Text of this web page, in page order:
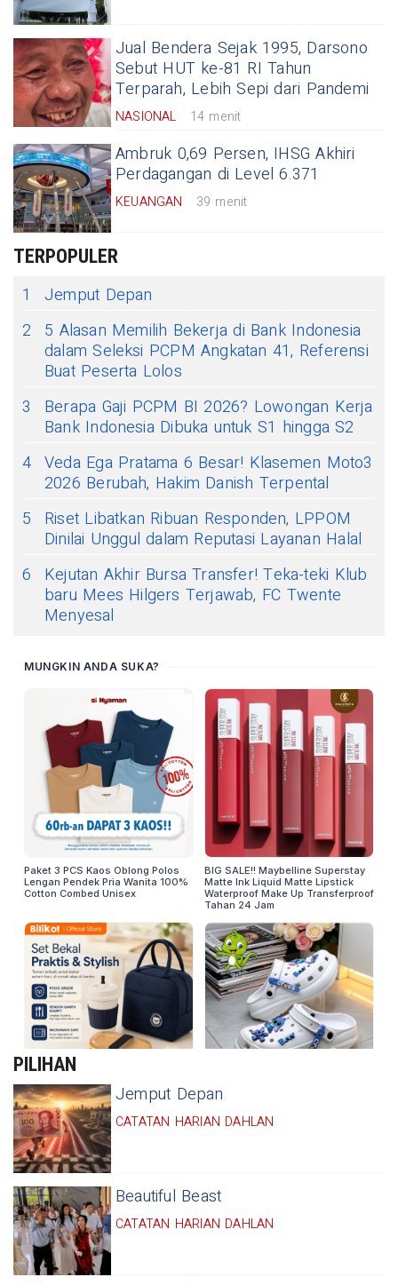
Jual Bendera Sejak 1995, Darsono
Sebut HUT ke-81 RI Tahun
Terparah, Lebih Sepi dari Pandemi
NASIONAL 14 menit
Ambruk 0,69 Persen, IHSG Akhiri
Perdagangan di Level 6.371
KEUANGAN 39 menit
TERPOPULER
1
Jemput Depan
2
5 Alasan Memilih Bekerja di Bank Indonesia
dalam Seleksi PCPM Angkatan 41, Referensi
Buat Peserta Lolos
3
Berapa Gaji PCPM BI 2026? Lowongan Kerja
Bank Indonesia Dibuka untuk S1 hingga S2
4 Veda Ega Pratama 6 Besar! Klasemen Moto3
2026 Berubah, Hakim Danish Terpental
5
Riset Libatkan Ribuan Responden, LPPOM
Dinilai Unggul dalam Reputasi Layanan Halal
6
Kejutan Akhir Bursa Transfer! Teka-teki Klub
baru Mees Hilgers Terjawab, FC Twente
Menyesal
PILIHAN
Jemput Depan
CATATAN HARIAN DAHLAN
Beautiful Beast
CATATAN HARIAN DAHLAN